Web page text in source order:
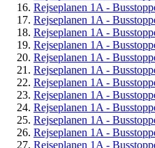
Rejseplanen 1A -
Rejseplanen 1A -
Rejseplanen 1A -
Rejseplanen 1A -
Rejseplanen 1A -
Rejseplanen 1A -
Rejseplanen 1A -
Rejseplanen 1A -
Rejseplanen 1A -
Rejseplanen 1A -
Rejseplanen 1A -
Rejseplanen 1A -